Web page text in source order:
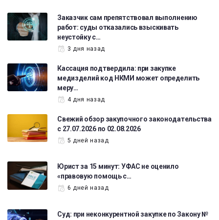
Заказчик сам препятствовал выполнению
работ: суды отказались взыскивать
неустойку с…
3 дня назад
Кассация подтвердила: при закупке
медизделий код НКМИ может определить
меру…
4 дня назад
Свежий обзор закупочного законодательства
с 27.07.2026 по 02.08.2026
5 дней назад
Юрист за 15 минут: УФАС не оценило
«правовую помощь с…
6 дней назад
Суд: при неконкурентной закупке по Закону №